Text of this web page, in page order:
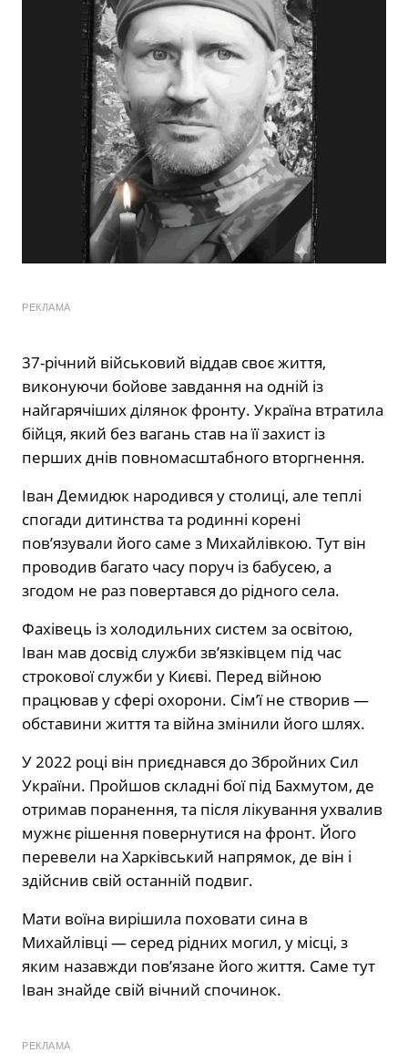
РЕКЛАМА
37-річний військовий віддав своє життя,
виконуючи бойове завдання на одній із
найгарячіших ділянок фронту. Україна втратила
бійця, який без вагань став на її захист із
перших днів повномасштабного вторгнення.
Іван Демидюк народився у столиці, але теплі
спогади дитинства та родинні корені
пов’язували його саме з Михайлівкою. Тут він
проводив багато часу поруч із бабусею, а
згодом не раз повертався до рідного села.
Фахівець із холодильних систем за освітою,
Іван мав досвід служби зв’язківцем під час
строкової служби у Києві. Перед війною
працював у сфері охорони. Сім’ї не створив —
обставини життя та війна змінили його шлях.
У 2022 році він приєднався до Збройних Сил
України. Пройшов складні бої під Бахмутом, де
отримав поранення, та після лікування ухвалив
мужнє рішення повернутися на фронт. Його
перевели на Харківський напрямок, де він і
здійснив свій останній подвиг.
Мати воїна вирішила поховати сина в
Михайлівці — серед рідних могил, у місці, з
яким назавжди пов’язане його життя. Саме тут
Іван знайде свій вічний спочинок.
РЕКЛАМА